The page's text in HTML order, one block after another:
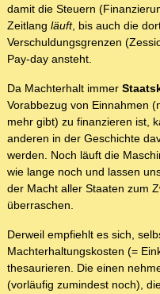
damit die Steuern
Zeitlang läuft, bis auch die
Verschuldungsgrenzen
Pay-day ansteht.
Da Machterhalt immer
Vorabbezug von Einnahmen
mehr gibt) zu finanzieren ist,
anderen in der Geschichte
werden. Noch läuft die
wie lange noch und lassen
der Macht aller Staaten zum
überraschen.
Derweil empfiehlt es sich,
Machterhaltungskosten (=
thesaurieren. Die einen
(vorläufig zumindest noch),